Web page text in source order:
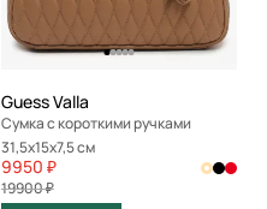
Guess Valla
Сумка с короткими ручками
31,5x15x7,5 см
9950 ₽
19900 ₽